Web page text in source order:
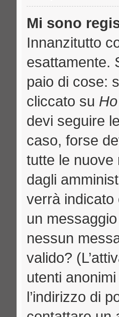
Mi sono
Innanzitutto
esattamente.
paio di cose:
cliccato su
devi seguire
caso, forse
tutte le nuove
dagli
verrà indicato
un
nessun
valido?
utenti
l’indirizzo di